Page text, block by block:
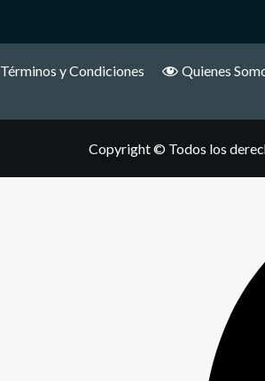
Términos y Condiciones
Quienes
Copyright © Todos los